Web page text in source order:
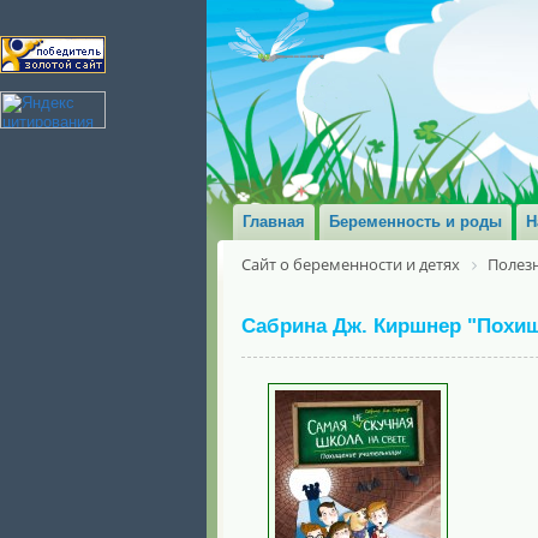
Главная Беременность и роды
Сайт о беременности и детях
Сабрина Дж. Киршнер